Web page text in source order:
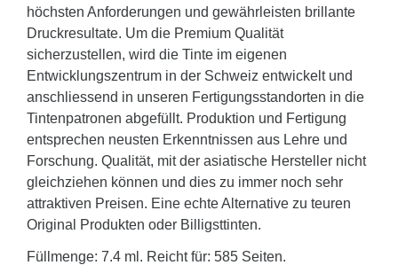
höchsten Anforderungen und gewährleisten brillante
Druckresultate. Um die Premium Qualität
sicherzustellen, wird die Tinte im eigenen
Entwicklungszentrum in der Schweiz entwickelt und
anschliessend in unseren Fertigungsstandorten in die
Tintenpatronen abgefüllt. Produktion und Fertigung
entsprechen neusten Erkenntnissen aus Lehre und
Forschung. Qualität, mit der asiatische Hersteller nicht
gleichziehen können und dies zu immer noch sehr
attraktiven Preisen. Eine echte Alternative zu teuren
Original Produkten oder Billigsttinten.
Füllmenge: 7.4 ml. Reicht für: 585 Seiten.